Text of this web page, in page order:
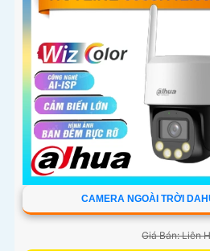
CAMERA NGOÀI TRỜI
Giá Bán: Liên